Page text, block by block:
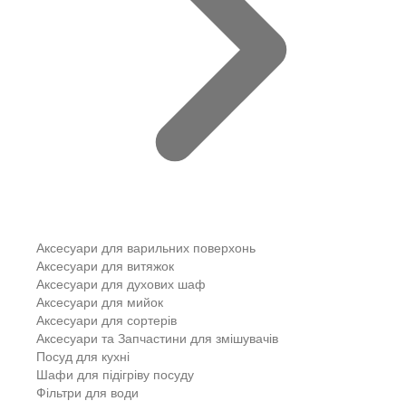
Аксесуари для варильних поверхонь
Аксесуари для витяжок
Аксесуари для духових шаф
Аксесуари для мийок
Аксесуари для сортерів
Аксесуари та Запчастини для змішувачів
Посуд для кухні
Шафи для підігріву посуду
Фільтри для води